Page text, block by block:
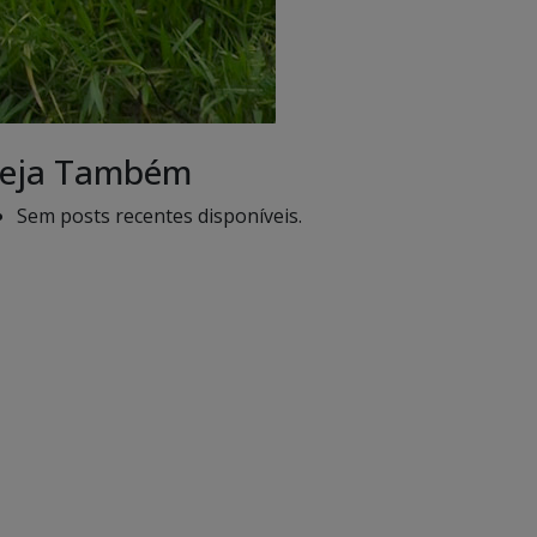
Também
Sem posts recentes disponíveis.